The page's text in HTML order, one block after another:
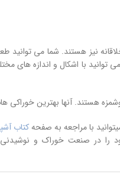
نیز هستند. شما می توانید
با اشکال و اندازه های
هستند. آنها بهترین خوراکی
با مراجعه به صفحهکتاب
در صنعت خوراک و نوشیدنی